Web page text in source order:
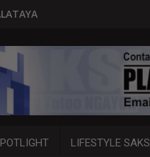
LIFESTYLE SAKSI